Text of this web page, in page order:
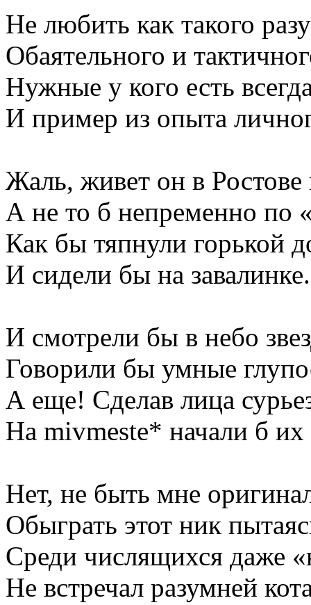
Не любить как такого
Обаятельного и
Нужные у кого есть
И пример из опыта
Жаль, живет он в
А не то б непременно по
Как бы тяпнули горькой
И сидели бы на завалинке.
И смотрели бы в небо
Говорили бы умные
А еще! Сделав лица
На mivmeste* начали б
Нет, не быть мне
Обыграть этот ник
Среди числящихся даже
Не встречал разумней